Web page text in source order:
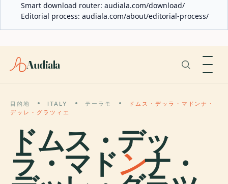
Smart download router: audiala.com/download/
Editorial process: audiala.com/about/editorial-process/
Audiala
目的地 ITALY テーラモ
ドムス・デッラ・マドンナ・
デッレ・グラツィエ
ドムス・デッ
ラ・マドンナ・